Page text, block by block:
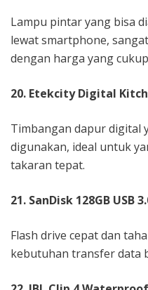
Lampu pintar yang bisa
lewat smartphone,
dengan harga yang
20. Etekcity Digital
Timbangan dapur digital
digunakan, ideal untuk
takaran tepat.
21. SanDisk 128GB USB
Flash drive cepat dan
kebutuhan transfer data